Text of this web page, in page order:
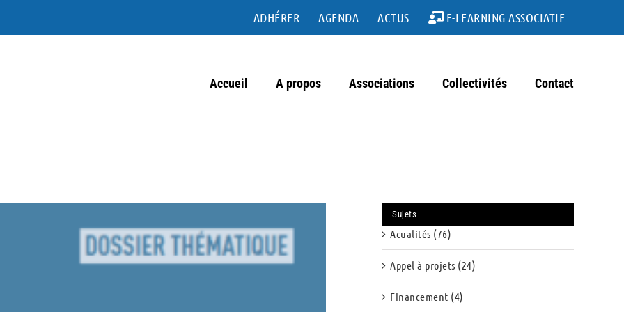
ADHÉRER AGENDA ACTUS E-LEARNING ASSOCIATIF
Accueil A propos Associations Collectivités Contact
Sujets
Acualités (76)
Appel à projets (24)
Financement (4)